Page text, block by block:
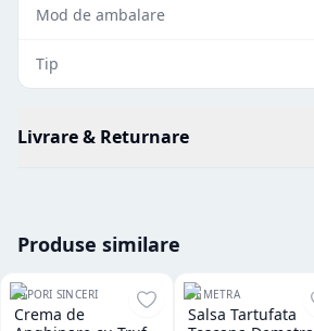
Mod de ambalare
Tip
Livrare & Returnare
Produse similare
SAPORI SINCERI
Crema de
DEMETRA
Salsa Tartufata